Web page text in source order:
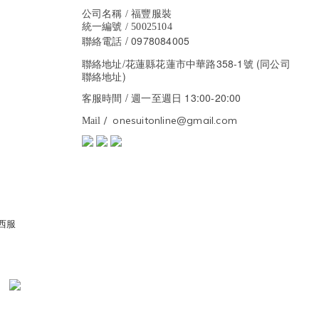
公司名稱 / 福豐服裝
統一編號 / 50025104
聯絡電話 / 0978084005
聯絡地址/花蓮縣花蓮市中華路358-1號 (同公司
聯絡地址)
客服時間 / 週一至週日 13:00-20:00
Mail / onesuitonline@gmail.com
服